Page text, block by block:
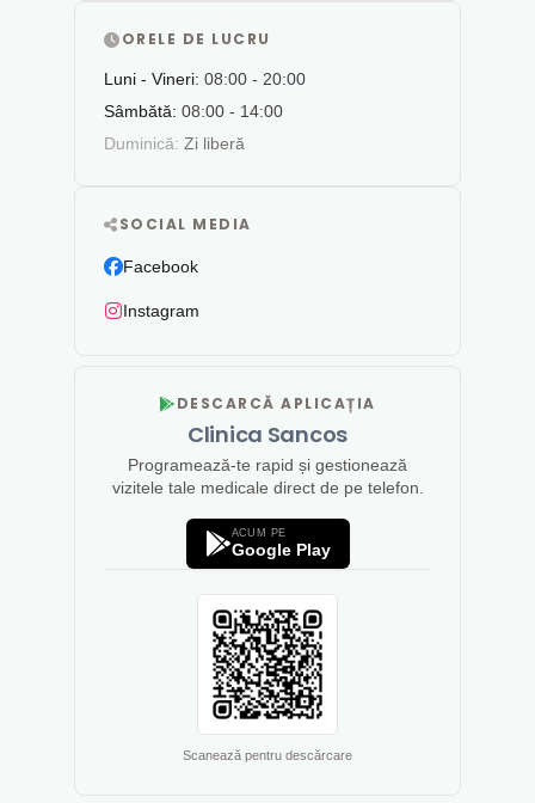
ORELE DE LUCRU
Luni - Vineri: 08:00 - 20:00
Sâmbătă: 08:00 - 14:00
Duminică: Zi liberă
SOCIAL MEDIA
Facebook
Instagram
DESCARCĂ APLICAȚIA
Clinica Sancos
Programează-te rapid și gestionează
vizitele tale medicale direct de pe telefon.
ACUM PE
Google Play
Scanează pentru descărcare